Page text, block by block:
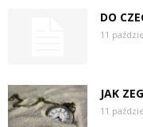
DO
11
JAK
11